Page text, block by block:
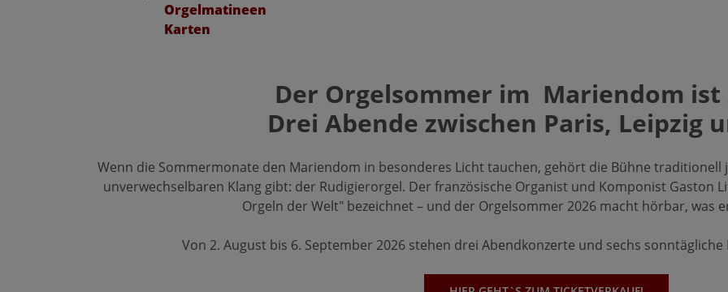
Orgelmatineen
Karten
Der Orgelsommer im Mariendom ist
Drei Abende zwischen Paris, Leipzig
Wenn die Sommermonate den Mariendom in besonderes Licht tauchen, gehört die Bühne traditionell
unverwechselbaren Klang gibt: der Rudigierorgel. Der französische Organist und Komponist Gaston
Orgeln der Welt" bezeichnet – und der Orgelsommer 2026 macht hörbar, was
Von 2. August bis 6. September 2026 stehen drei Abendkonzerte und sechs